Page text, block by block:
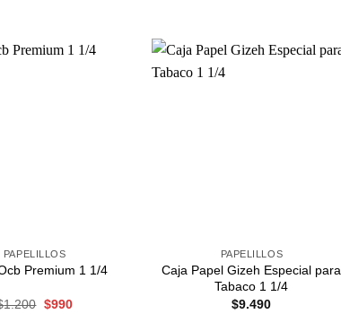
PAPELILLOS
Premium 1 1/4
1.200 El
$990El
PAPELILLOS
Caja Papel Gizeh Especial para
Tabaco 1 1/4
$9.490